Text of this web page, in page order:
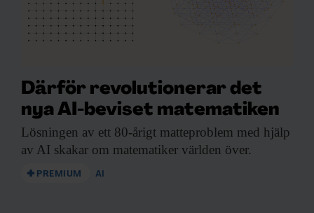
Därför revolutionerar det
nya AI-beviset matematiken
Lösningen av ett 80-årigt matteproblem med hjälp
av AI skakar om matematiker världen över.
PREMIUM AI